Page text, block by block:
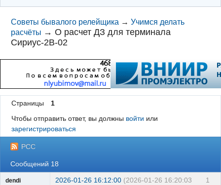
Советы бывалого релейщика →Учимся делать
расчёты →О расчет ДЗ для терминала
Сириус-2В-02
Страницы
1
Чтобы отправить ответ, вы должны войти или
зарегистрироваться
РСС
Сообщений 18
1
dendi 2026-01-26 16:12:00 (2026-01-26 16:20:03